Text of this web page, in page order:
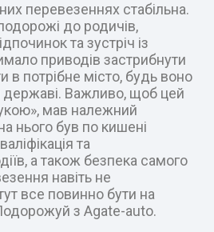
перевезеннях стабільна.
до родичів,
та зустріч із
приводів застрибнути
в потрібне місто, будь воно
державі. Важливо, щоб цей
мав належний
нього був по кишені
та
а також безпека самого
навіть не
все повинно бути на
з Agate-auto.